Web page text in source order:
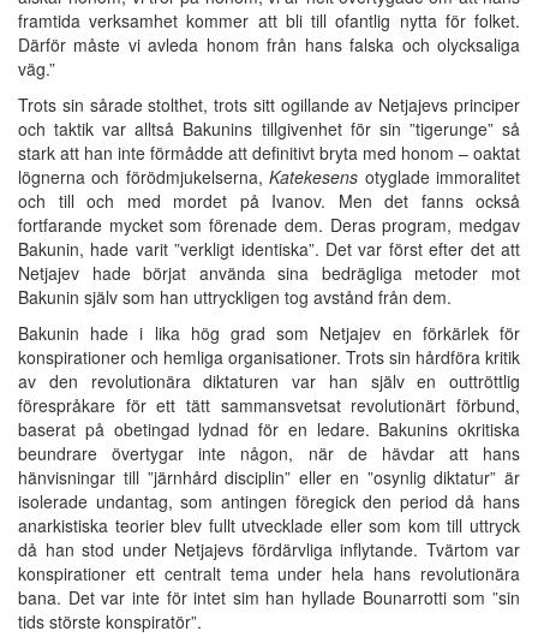
framtida verksamhet kommer att bli till ofantlig nytta för folket.
Därför måste vi avleda honom från hans falska och olycksaliga
väg.”
Trots sin sårade stolthet, trots sitt ogillande av Netjajevs principer
och taktik var alltså Bakunins tillgivenhet för sin ”tigerunge” så
stark att han inte förmådde att definitivt bryta med honom – oaktat
lögnerna och förödmjukelserna,Katekesens otyglade immoralitet
och till och med mordet på Ivanov. Men det fanns också
fortfarande mycket som förenade dem. Deras program, medgav
Bakunin, hade varit ”verkligt identiska”. Det var först efter det att
Netjajev hade börjat använda sina bedrägliga metoder mot
Bakunin själv som han uttryckligen tog avstånd från dem.
Bakunin hade i lika hög grad som Netjajev en förkärlek för
konspirationer och hemliga organisationer. Trots sin hårdföra kritik
av den revolutionära diktaturen var han själv en outtröttlig
förespråkare för ett tätt sammansvetsat revolutionärt förbund,
baserat på obetingad lydnad för en ledare. Bakunins okritiska
beundrare övertygar inte någon, när de hävdar att hans
hänvisningar till ”järnhård disciplin” eller en ”osynlig diktatur” är
isolerade undantag, som antingen föregick den period då hans
anarkistiska teorier blev fullt utvecklade eller som kom till uttryck
då han stod under Netjajevs fördärvliga inflytande. Tvärtom var
konspirationer ett centralt tema under hela hans revolutionära
bana. Det var inte för intet sim han hyllade Bounarrotti som ”sin
tids störste konspiratör”.